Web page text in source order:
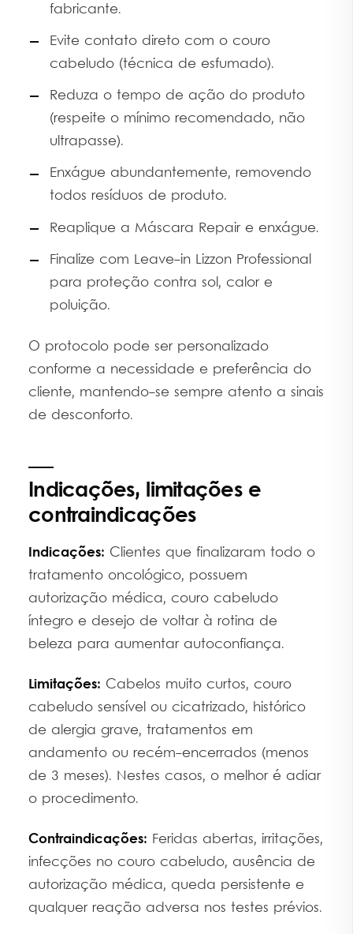
fabricante.
Evite contato direto com o couro
cabeludo (técnica de esfumado).
Reduza o tempo de ação do produto
(respeite o mínimo recomendado, não
ultrapasse).
Enxágue abundantemente, removendo
todos resíduos de produto.
Reaplique a Máscara Repair e enxágue.
Finalize com Leave-in Lizzon Professional
para proteção contra sol, calor e
poluição.
O protocolo pode ser personalizado
conforme a necessidade e preferência do
cliente, mantendo-se sempre atento a sinais
de desconforto.
Indicações, limitações e
contraindicações
Indicações: Clientes que finalizaram todo o
tratamento oncológico, possuem
autorização médica, couro cabeludo
íntegro e desejo de voltar à rotina de
beleza para aumentar autoconfiança.
Limitações: Cabelos muito curtos, couro
cabeludo sensível ou cicatrizado, histórico
de alergia grave, tratamentos em
andamento ou recém-encerrados (menos
de 3 meses). Nestes casos, o melhor é adiar
o procedimento.
Contraindicações: Feridas abertas, irritações,
infecções no couro cabeludo, ausência de
autorização médica, queda persistente e
qualquer reação adversa nos testes prévios.